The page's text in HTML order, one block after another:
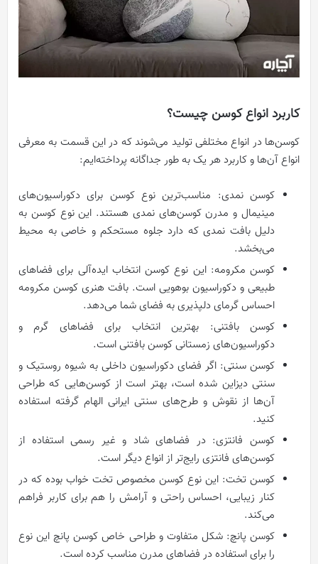
کاربرد انواع کوسن چیست؟
کوسن‌ها در انواع مختلفی تولید می‌شوند که در این قسمت به معرفی
انواع آن‌ها و کاربرد هر یک به طور جداگانه پرداخته‌ایم:
کوسن نمدی: مناسب‌ترین نوع کوسن برای دکوراسیون‌های
مینیمال و مدرن کوسن‌های نمدی هستند. این نوع کوسن به
دلیل بافت نمدی که دارد جلوه مستحکم و خاصی به محیط
می‌بخشد.
کوسن مکرومه: این نوع کوسن انتخاب ایده‌آلی برای فضاهای
طبیعی و دکوراسیون بوهویی است. بافت هنری کوسن مکرومه
احساس گرمای دلپذیری به فضای شما می‌دهد.
کوسن بافتنی: بهترین انتخاب برای فضاهای گرم و
دکوراسیون‌های زمستانی کوسن بافتنی است.
کوسن سنتی: اگر فضای دکوراسیون داخلی به شیوه روستیک و
سنتی دیزاین شده است، بهتر است از کوسن‌هایی که طراحی
آن‌ها از نقوش و طرح‌های سنتی ایرانی الهام گرفته استفاده
کنید.
کوسن فانتزی: در فضاهای شاد و غیر رسمی استفاده از
کوسن‌های فانتزی رایج‌تر از انواع دیگر است.
کوسن تخت: این نوع کوسن مخصوص تخت خواب بوده که در
کنار زیبایی، احساس راحتی و آرامش را هم برای کاربر فراهم
می‌کند.
کوسن پانچ: شکل متفاوت و طراحی خاص کوسن پانچ این نوع
را برای استفاده در فضاهای مدرن مناسب کرده است.